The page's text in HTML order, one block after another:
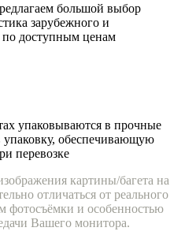
большой выбор
зарубежного и
по доступным ценам
упаковываются в прочные
упаковку, обеспечивающую
перевозке
картины/багета на
отличаться от реального
фотосъёмки и особенностью
Вашего монитора.